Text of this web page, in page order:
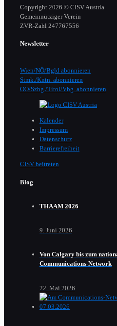
Copyright 2026 © CISV Austria
Gemeinnütziger Verein
​ZVR-Zahl 247767556
Newsletter
Wien/NÖ/Bgld abonnieren
Stmk./Kntn. abonnieren
OÖ/Szbg./Tirol/Vbg. abonnieren
Kalender
Impressum
Datenschutz
Barrierefreiheit
CISV beitreten
Blog
THAAM 2026
9. Juni 2026
Von Calgary bis zum
Communications-Network
22. Mai 2026